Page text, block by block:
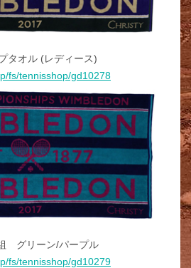
タオル (レディース)
fs/tennisshop/gd10278
グリーン/パープル
fs/tennisshop/gd10279